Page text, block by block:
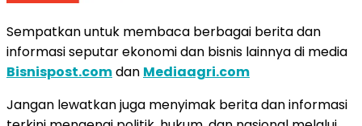
Sempatkan untuk membaca berbagai berita dan
informasi seputar ekonomi dan bisnis lainnya di media
Bisnispost.comdan Mediaagri.com
Jangan lewatkan juga menyimak berita dan informasi